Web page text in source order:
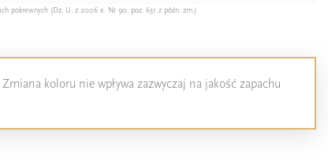
pokrewnych (Dz. U. z 2006 e. Nr 90, poz. 631 z późn. zm.)
koloru nie wpływa zazwyczaj na jakość zapachu